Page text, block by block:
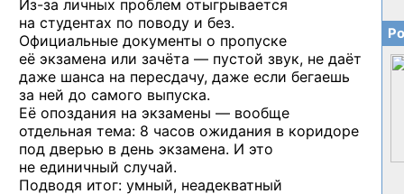
Из-за личных проблем отыгрывается
на студентах по поводу и без.
Официальные документы о пропуске
её экзамена или зачёта — пустой звук, не даёт
даже шанса на пересдачу, даже если бегаешь
за ней до самого выпуска.
Её опоздания на экзамены — вообще
отдельная тема: 8 часов ожидания в коридоре
под дверью в день экзамена. И это
не единичный случай.
Подводя итог: умный, неадекватный